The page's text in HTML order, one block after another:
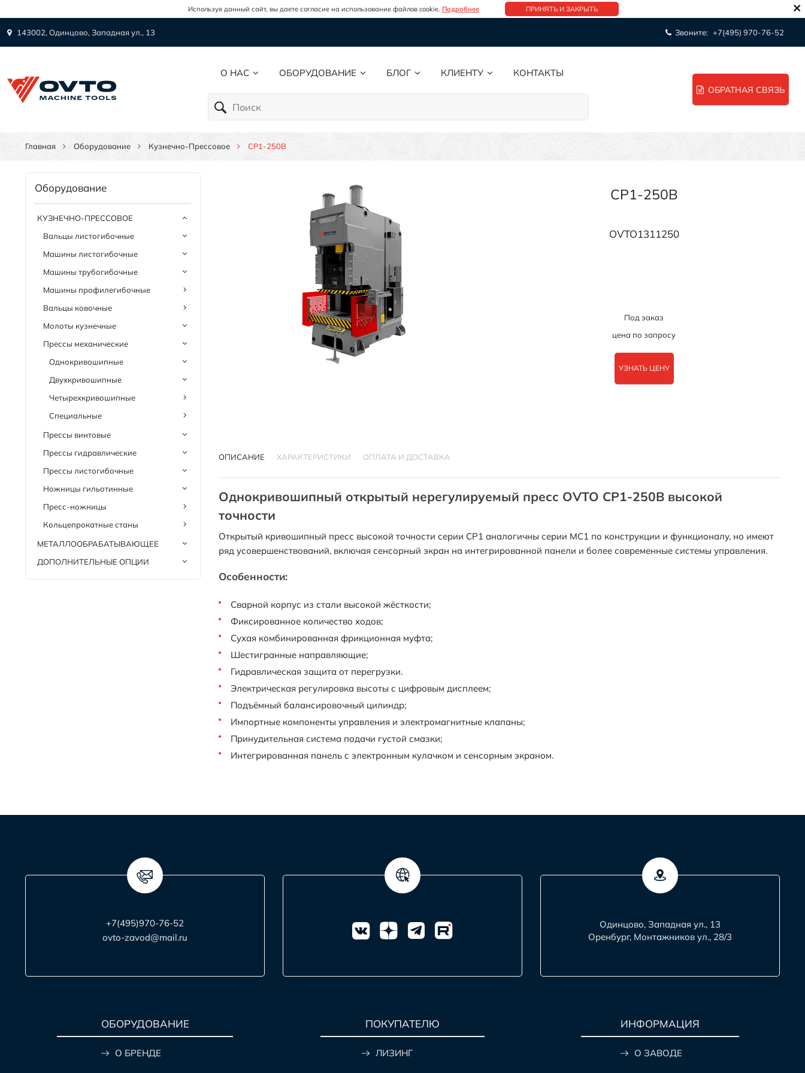
Используя данный сайт, вы даете согласие на использование файлов cookie. Подробнее ПРИНЯТЬ И ЗАКРЫТЬ ×
143002, Одинцово, Западная ул., 13 Звоните: +7(495) 970-76-52
О НАС ОБОРУДОВАНИЕ БЛОГ КЛИЕНТУ КОНТАКТЫ
ОБРАТНАЯ СВЯЗЬ
Главная Оборудование Кузнечно-Прессовое CP1-250B
Оборудование
КУЗНЕЧНО-ПРЕССОВОЕ
Вальцы листогибочные
Машины листогибочные
Машины трубогибочные
Машины профилегибочные
Вальцы ковочные
Молоты кузнечные
Прессы механические
Однокривошипные
Двухкривошипные
Четырехкривошипные
Специальные
Прессы винтовые
Прессы гидравлические
Прессы листогибочные
Ножницы гильотинные
Пресс-ножницы
Кольцепрокатные станы
МЕТАЛЛООБРАБАТЫВАЮЩЕЕ
ДОПОЛНИТЕЛЬНЫЕ ОПЦИИ
CP1-250B
OVTO1311250
Под заказ
цена по запросу
УЗНАТЬ ЦЕНУ
ОПИСАНИЕ ХАРАКТЕРИСТИКИ ОПЛАТА И ДОСТАВКА
Однокривошипный открытый нерегулируемый пресс OVTO CP1-250B высокой
точности
Открытый кривошипный пресс высокой точности серии CP1 аналогичны серии MC1 по конструкции и функционалу, но имеют
ряд усовершенствований, включая сенсорный экран на интегрированной панели и более современные системы управления.
Особенности:
Сварной корпус из стали высокой жёсткости;
Фиксированное количество ходов;
Сухая комбинированная фрикционная муфта;
Шестигранные направляющие;
Гидравлическая защита от перегрузки.
Электрическая регулировка высоты с цифровым дисплеем;
Подъёмный балансировочный цилиндр;
Импортные компоненты управления и электромагнитные клапаны;
Принудительная система подачи густой смазки;
Интегрированная панель с электронным кулачком и сенсорным экраном.
+7(495)970-76-52
ovto-zavod@mail.ru
Одинцово, Западная ул., 13
Оренбург, Монтажников ул., 28/3
ОБОРУДОВАНИЕ
О БРЕНДЕ
ПОКУПАТЕЛЮ
ЛИЗИНГ
ИНФОРМАЦИЯ
О ЗАВОДЕ